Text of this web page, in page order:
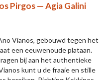
Pirgos — Agia Galini
Vianos, gebouwd tegen het
een eeuwenoude plataan.
bij aan het authentieke
kunt u de fraaie en stille